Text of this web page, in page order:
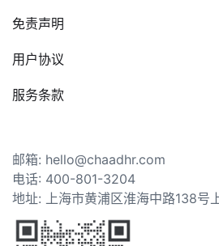
免责声明
用户协议
服务条款
邮箱: hello@chaadhr.com
电话: 400-801-3204
地址: 上海市黄浦区淮海中路138号